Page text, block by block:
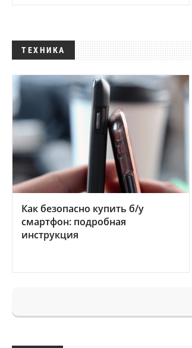
ТЕХНИКА
Как безопасно купить б/у
смартфон: подробная
инструкция